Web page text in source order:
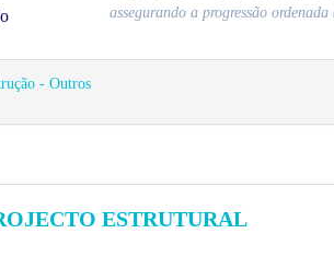
assegurando a progressão
- Outros
ESTRUTURAL